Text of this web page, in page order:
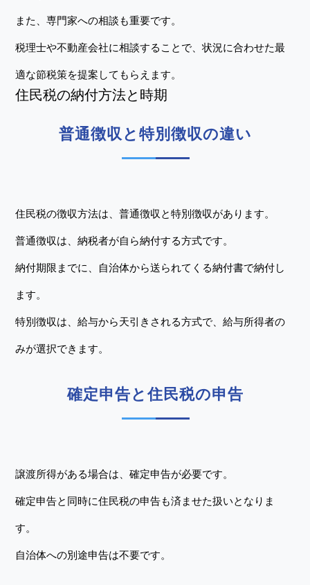
また、専門家への相談も重要です。
税理士や不動産会社に相談することで、状況に合わせた最
適な節税策を提案してもらえます。
住民税の納付方法と時期
普通徴収と特別徴収の違い
住民税の徴収方法は、普通徴収と特別徴収があります。
普通徴収は、納税者が自ら納付する方式です。
納付期限までに、自治体から送られてくる納付書で納付し
ます。
特別徴収は、給与から天引きされる方式で、給与所得者の
みが選択できます。
確定申告と住民税の申告
譲渡所得がある場合は、確定申告が必要です。
確定申告と同時に住民税の申告も済ませた扱いとなりま
す。
自治体への別途申告は不要です。